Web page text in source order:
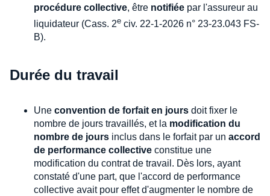
procédure collective, être notifiée par l'assureur au
liquidateur (Cass. 2e civ. 22-1-2026 n° 23-23.043 FS-
B).
Durée du travail
Une convention de forfait en jours doit fixer le
nombre de jours travaillés, et la modification du
nombre de jours inclus dans le forfait par un accord
de performance collective constitue une
modification du contrat de travail. Dès lors, ayant
constaté d'une part, que l'accord de performance
collective avait pour effet d'augmenter le nombre de